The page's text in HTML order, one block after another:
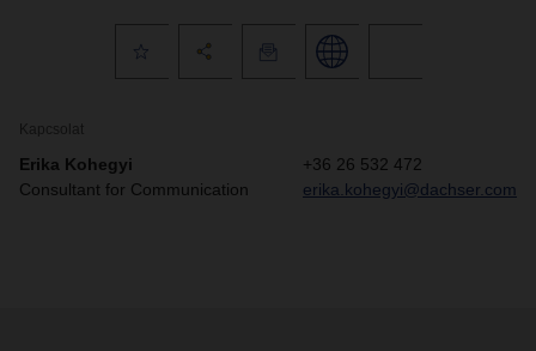
Kapcsolat
Erika Kohegyi
Consultant for Communication
+36 26 532 472
erika.kohegyi@dachser.com